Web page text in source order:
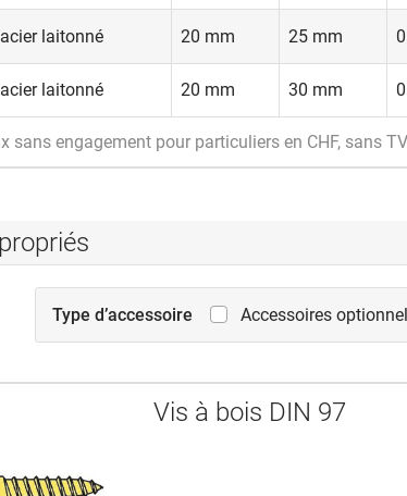
acier laitonné 20 mm 25 mm
acier laitonné 20 mm 30 mm
sans engagement pour particuliers en CHF, sans
Type d’accessoire Accessoires
Vis à bois DIN 97